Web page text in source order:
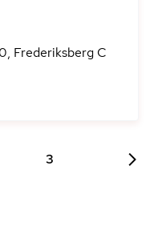
Frederiksberg C
3